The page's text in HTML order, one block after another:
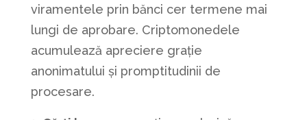
viramentele prin bănci cer termene mai
lungi de aprobare. Criptomonedele
acumulează apreciere grație
anonimatului și promptitudinii de
procesare.